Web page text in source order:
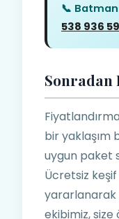
📞
538 936
Sonradan
bir yaklaşım
uygun paket
Ücretsiz
yararlanarak
ekibimiz,